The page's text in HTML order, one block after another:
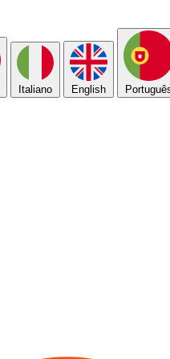
Italiano English